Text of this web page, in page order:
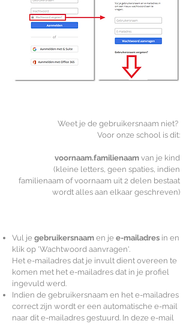
Weet je de gebruikersnaam niet?
Voor onze school is dit:
voornaam.familienaam van je kind
(kleine letters, geen spaties, indien
familienaam of voornaam uit 2 delen bestaat
wordt alles aan elkaar geschreven)
Vul je gebruikersnaam en je e-mailadres in en
klik op 'Wachtwoord aanvragen'.
Het e-mailadres dat je invult dient overeen te
komen met het e-mailadres dat in je profiel
ingevuld werd.
Indien de gebruikersnaam en het e-mailadres
correct zijn wordt er een automatische e-mail
naar dit e-mailadres gestuurd. In deze e-mail